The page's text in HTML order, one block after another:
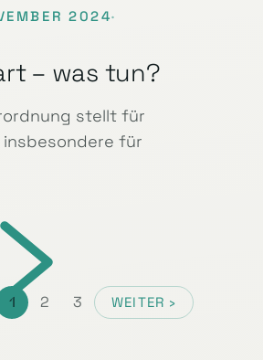
2024·
– was tun?
stellt für
für
1 2 3 WEITER ›